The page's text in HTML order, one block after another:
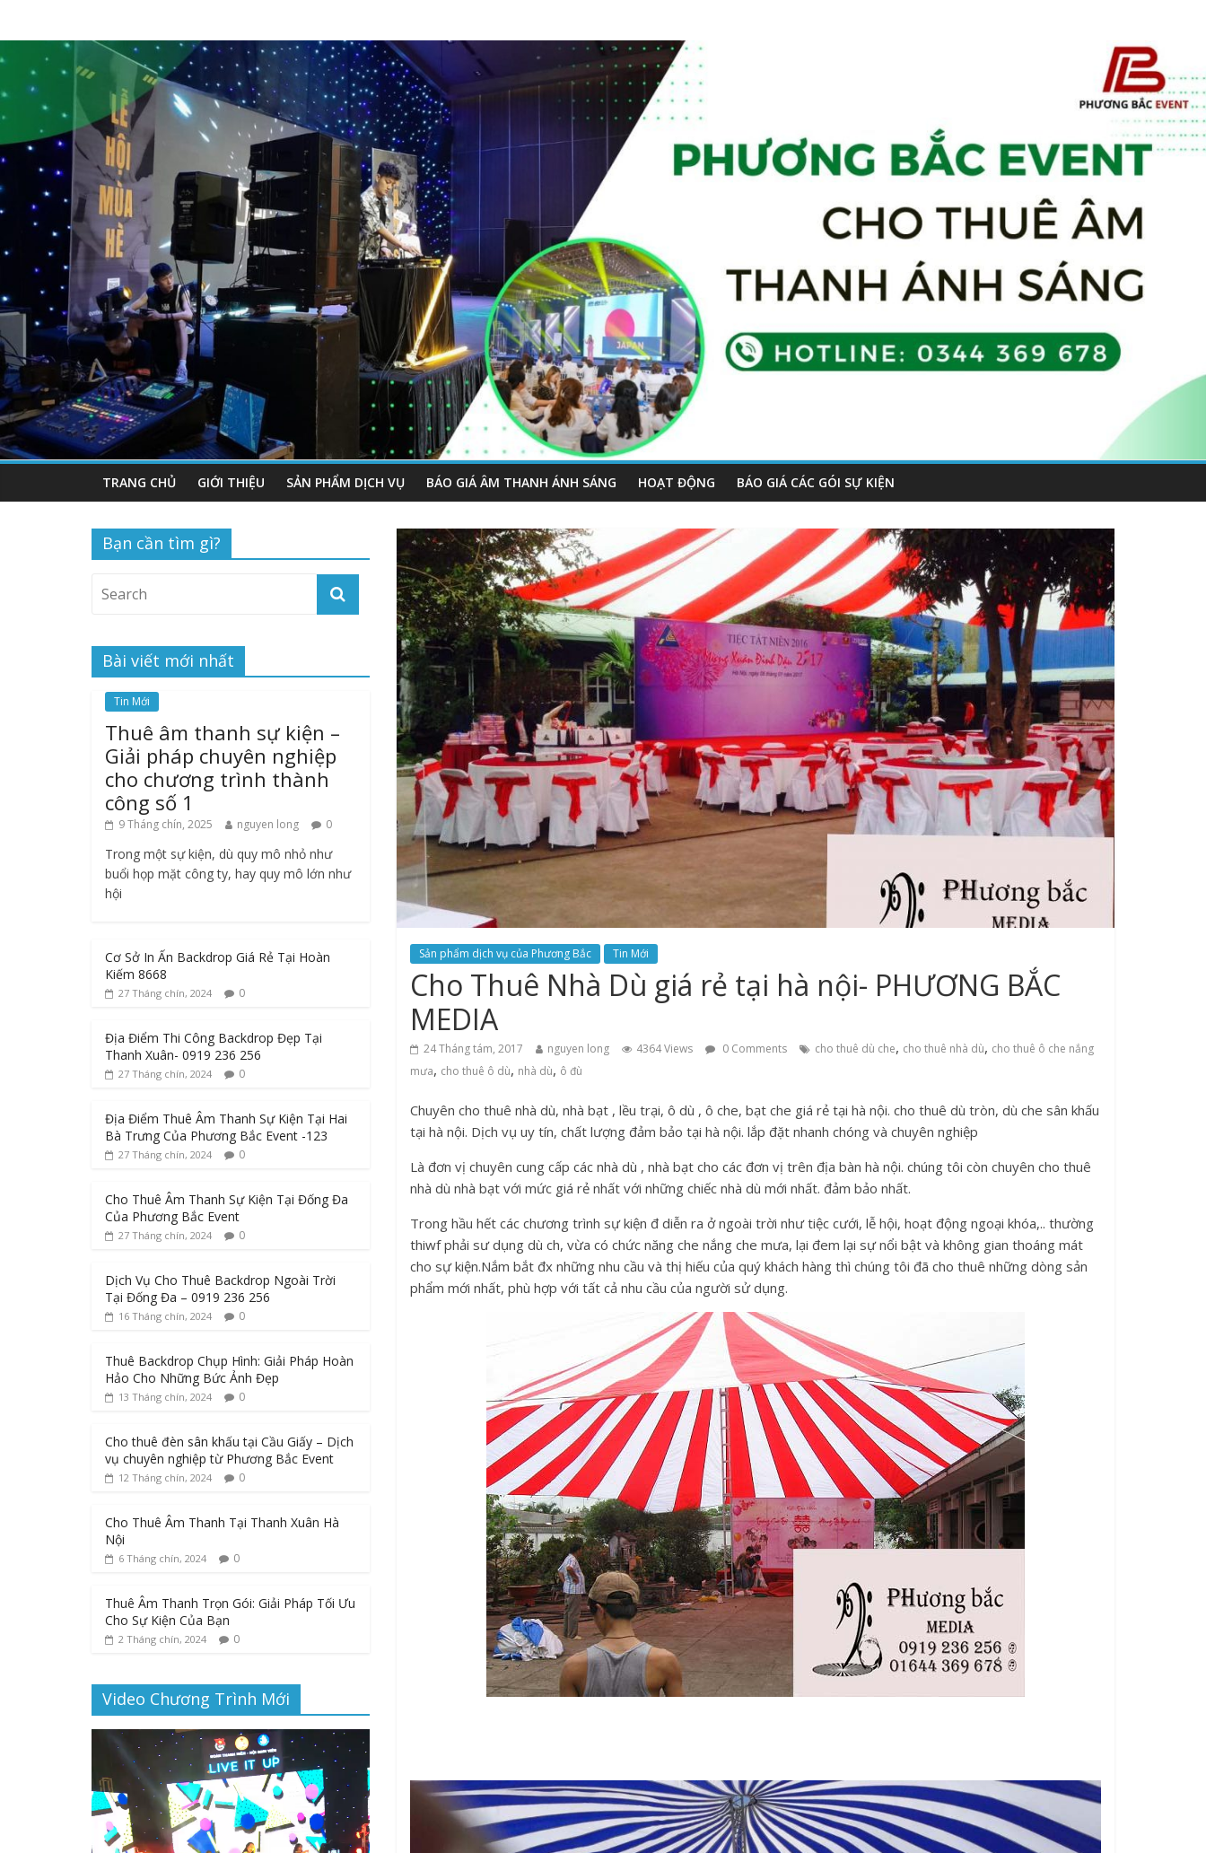
TRANG CHỦ GIỚI THIỆU SẢN PHẨM DỊCH VỤ BÁO GIÁ ÂM THANH ÁNH SÁNG HOẠT ĐỘNG BÁO GIÁ CÁC GÓI SỰ KIỆN
Sản phẩm dịch vụ của Phương Bắc Tin Mới
Cho Thuê Nhà Dù giá rẻ tại hà nội- PHƯƠNG BẮC
MEDIA
24 Tháng tám, 2017 nguyen long 4364 Views 0 Comments cho thuê dù che, cho thuê nhà dù, cho thuê ô che nắng
mưa, cho thuê ô dù, nhà dù, ô đù
Chuyên cho thuê nhà dù, nhà bạt , lều trại, ô dù , ô che, bạt che giá rẻ tại hà nội. cho thuê dù tròn, dù che sân khấu
tại hà nội. Dịch vụ uy tín, chất lượng đảm bảo tại hà nội. lắp đặt nhanh chóng và chuyên nghiệp
Là đơn vị chuyên cung cấp các nhà dù , nhà bạt cho các đơn vị trên địa bàn hà nội. chúng tôi còn chuyên cho thuê
nhà dù nhà bạt với mức giá rẻ nhất với những chiếc nhà dù mới nhất. đảm bảo nhất.
Trong hầu hết các chương trình sự kiện đ diễn ra ở ngoài trời như tiệc cưới, lễ hội, hoạt động ngoại khóa,.. thường
thiwf phải sư dụng dù ch, vừa có chức năng che nắng che mưa, lại đem lại sự nổi bật và không gian thoáng mát
cho sự kiện.Nắm bắt đx những nhu cầu và thị hiếu của quý khách hàng thì chúng tôi đã cho thuê những dòng sản
phẩm mới nhất, phù hợp với tất cả nhu cầu của người sử dụng.
Bạn cần tìm gì?
Bài viết mới nhất
Tin Mới
Thuê âm thanh sự kiện –
Giải pháp chuyên nghiệp
cho chương trình thành
công số 1
9 Tháng chín, 2025 nguyen long 0
Trong một sự kiện, dù quy mô nhỏ như
buổi họp mặt công ty, hay quy mô lớn như
hội
Cơ Sở In Ấn Backdrop Giá Rẻ Tại Hoàn
Kiếm 8668
27 Tháng chín, 2024 0
Địa Điểm Thi Công Backdrop Đẹp Tại
Thanh Xuân- 0919 236 256
27 Tháng chín, 2024 0
Địa Điểm Thuê Âm Thanh Sự Kiện Tại Hai
Bà Trưng Của Phương Bắc Event -123
27 Tháng chín, 2024 0
Cho Thuê Âm Thanh Sự Kiện Tại Đống Đa
Của Phương Bắc Event
27 Tháng chín, 2024 0
Dịch Vụ Cho Thuê Backdrop Ngoài Trời
Tại Đống Đa – 0919 236 256
16 Tháng chín, 2024 0
Thuê Backdrop Chụp Hình: Giải Pháp Hoàn
Hảo Cho Những Bức Ảnh Đẹp
13 Tháng chín, 2024 0
Cho thuê đèn sân khấu tại Cầu Giấy – Dịch
vụ chuyên nghiệp từ Phương Bắc Event
12 Tháng chín, 2024 0
Cho Thuê Âm Thanh Tại Thanh Xuân Hà
Nội
6 Tháng chín, 2024 0
Thuê Âm Thanh Trọn Gói: Giải Pháp Tối Ưu
Cho Sự Kiện Của Bạn
2 Tháng chín, 2024 0
Video Chương Trình Mới
Trình
Video